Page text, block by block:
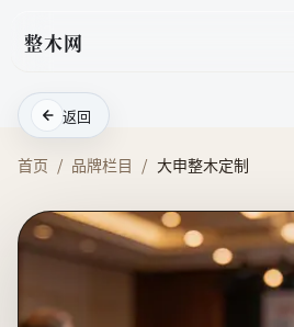
整木网
返回
首页 / 品牌栏目 / 大申整木定制